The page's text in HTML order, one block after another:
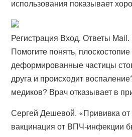
использования показывает
Регистрация Вход. Ответы
Помогите понять, плоскостопие
деформированные частицы
друга и происходит
медиков? Врач отказывает в
Сергей Дешевой. «Прививка
вакцинация от ВПЧ-инфекции